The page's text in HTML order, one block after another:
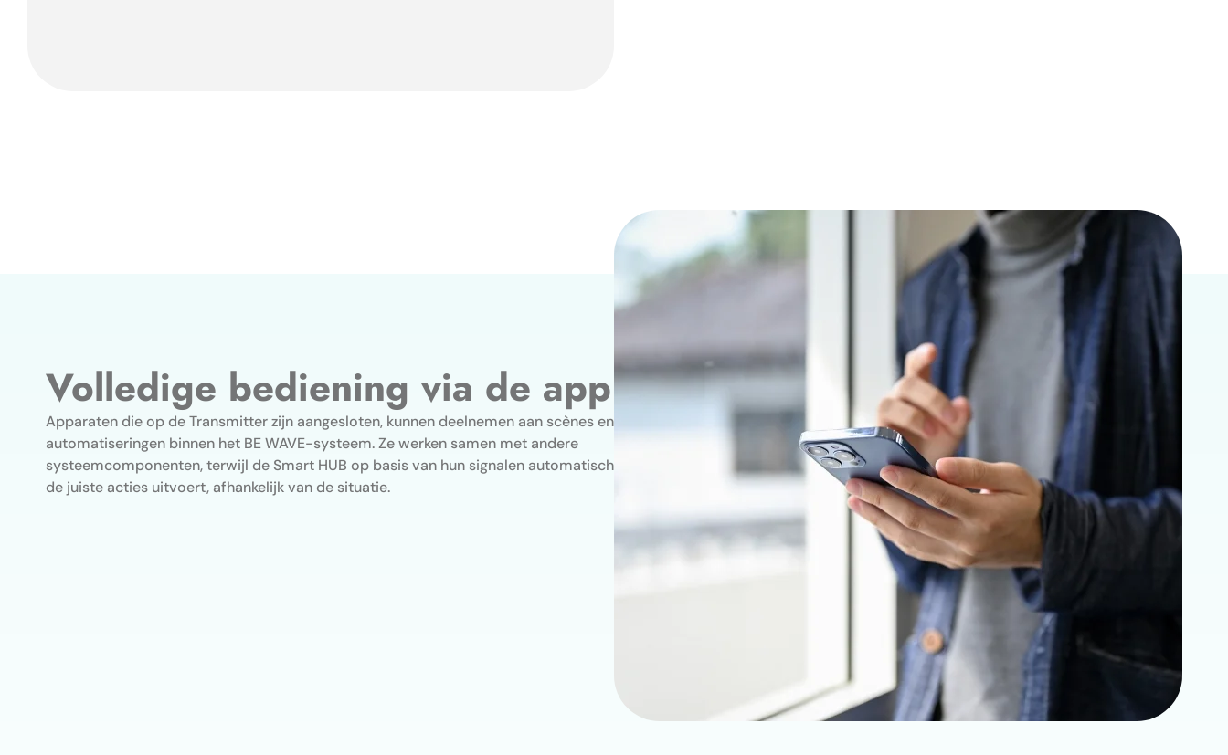
Volledige bediening via de app
Apparaten die op de Transmitter zijn aangesloten, kunnen deelnemen aan scènes en
automatiseringen binnen het BE WAVE-systeem. Ze werken samen met andere
systeemcomponenten, terwijl de Smart HUB op basis van hun signalen automatisch
de juiste acties uitvoert, afhankelijk van de situatie.